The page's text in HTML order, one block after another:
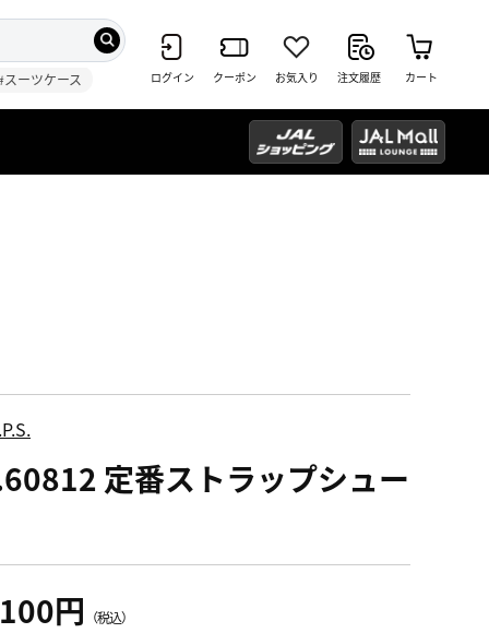
スーツケース ログイン クーポン お気入り 注文履歴 カート
定番ストラップシュー
円 （税込）